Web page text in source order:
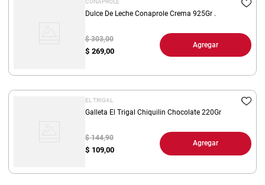
CONAPROLE
Dulce De Leche Conaprole Crema 925Gr .
$ 269,00
$ 303,00
Agregar
EL TRIGAL
Galleta El Trigal Chiquilin Chocolate 220Gr
$ 109,00
$ 144,90
Agregar